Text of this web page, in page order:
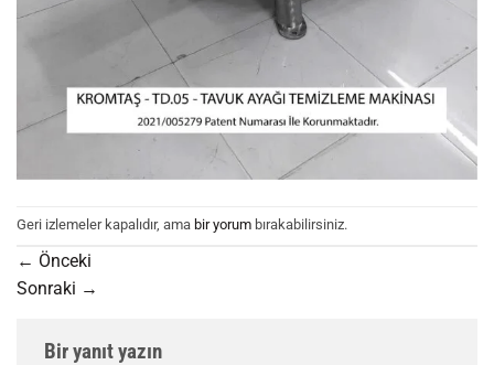
Geri izlemeler kapalıdır, ama bir yorum bırakabilirsiniz.
← Önceki
Sonraki →
Bir yanıt yazın